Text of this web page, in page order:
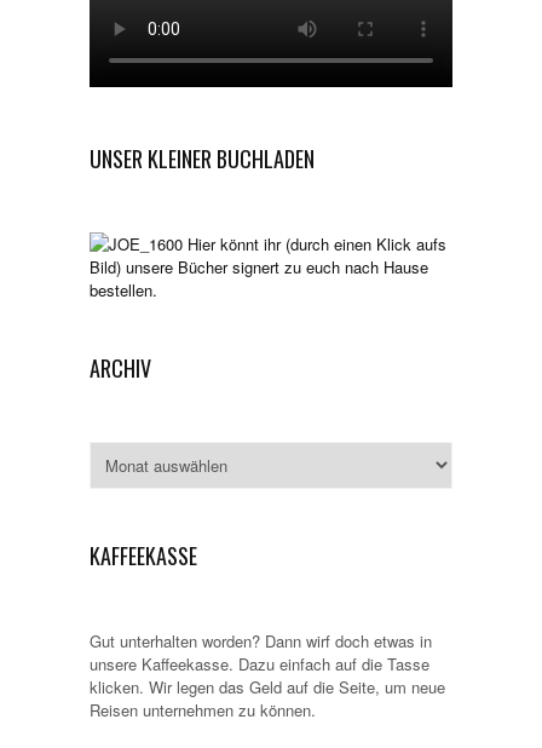
UNSER KLEINER BUCHLADEN
Hier könnt ihr (durch einen Klick aufs
Bild) unsere Bücher signert zu euch nach Hause
bestellen.
ARCHIV
KAFFEEKASSE
Gut unterhalten worden? Dann wirf doch etwas in
unsere Kaffeekasse. Dazu einfach auf die Tasse
klicken. Wir legen das Geld auf die Seite, um neue
Reisen unternehmen zu können.